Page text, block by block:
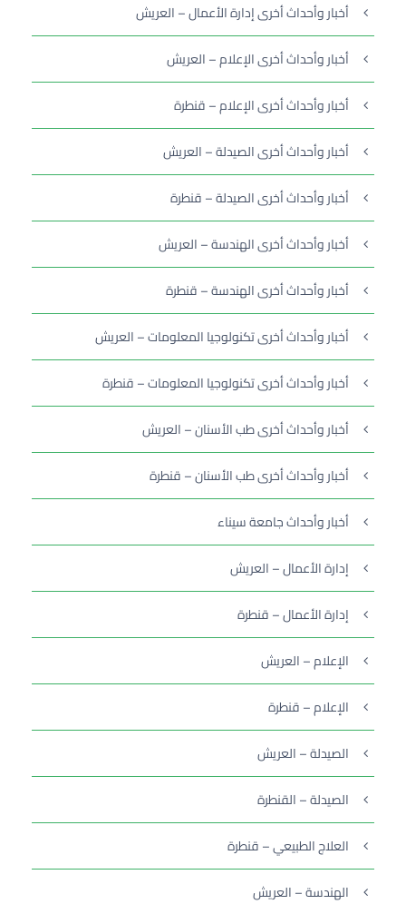
أخبار وأحداث أخرى إدارة الأعمال – العريش
أخبار وأحداث أخرى الإعلام – العريش
أخبار وأحداث أخرى الإعلام – قنطرة
أخبار وأحداث أخرى الصيدلة – العريش
أخبار وأحداث أخرى الصيدلة – قنطرة
أخبار وأحداث أخرى الهندسة – العريش
أخبار وأحداث أخرى الهندسة – قنطرة
أخبار وأحداث أخرى تكنولوجيا المعلومات – العريش
أخبار وأحداث أخرى تكنولوجيا المعلومات – قنطرة
أخبار وأحداث أخرى طب الأسنان – العريش
أخبار وأحداث أخرى طب الأسنان – قنطرة
أخبار وأحداث جامعة سيناء
إدارة الأعمال – العريش
إدارة الأعمال – قنطرة
الإعلام – العريش
الإعلام – قنطرة
الصيدلة – العريش
الصيدلة – القنطرة
العلاج الطبيعي – قنطرة
الهندسة – العريش